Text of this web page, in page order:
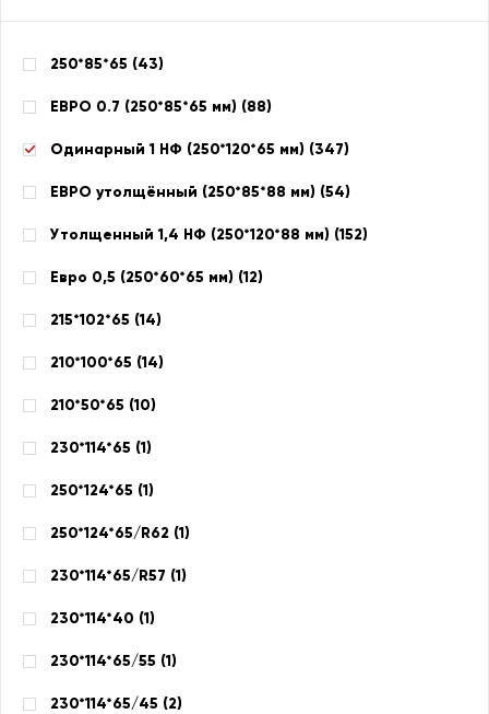
250*85*65 (43)
ЕВРО 0.7 (250*85*65 мм) (88)
Одинарный 1 НФ (250*120*65 мм) (347)
ЕВРО утолщённый (250*85*88 мм) (54)
Утолщенный 1,4 НФ (250*120*88 мм) (152)
Евро 0,5 (250*60*65 мм) (12)
215*102*65 (14)
210*100*65 (14)
210*50*65 (10)
230*114*65 (1)
250*124*65 (1)
250*124*65/R62 (1)
230*114*65/R57 (1)
230*114*40 (1)
230*114*65/55 (1)
230*114*65/45 (2)